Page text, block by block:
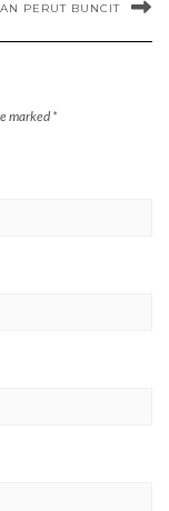
PERUT BUNCIT
marked *